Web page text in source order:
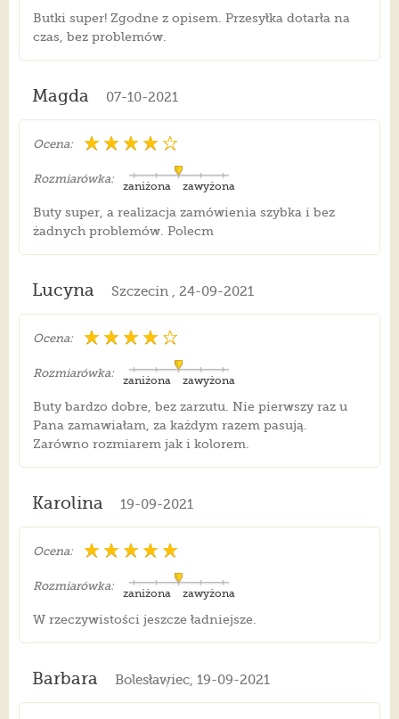
Butki super! Zgodne z opisem. Przesyłka dotarła na
czas, bez problemów.
Magda 07-10-2021
Ocena:
Rozmiarówka:
zawyżona
zaniżona
Buty super, a realizacja zamówienia szybka i bez
żadnych problemów. Polecm
Lucyna Szczecin , 24-09-2021
Ocena:
Rozmiarówka:
zawyżona
zaniżona
Buty bardzo dobre, bez zarzutu. Nie pierwszy raz u
Pana zamawiałam, za każdym razem pasują.
Zarówno rozmiarem jak i kolorem.
Karolina 19-09-2021
Ocena:
Rozmiarówka:
zawyżona
zaniżona
W rzeczywistości jeszcze ładniejsze.
Barbara Bolesławiec, 19-09-2021